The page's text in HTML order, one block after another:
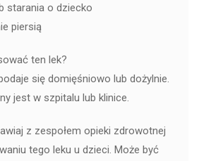
starania o dziecko
piersią
ten lek?
się domięśniowo lub dożylnie.
jest w szpitalu lub klinice.
z zespołem opieki zdrowotnej
tego leku u dzieci. Może być